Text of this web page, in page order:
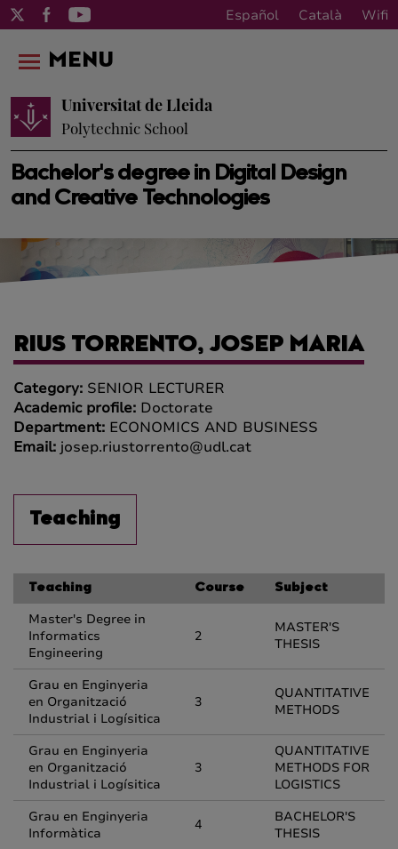
Español Català Wifi
Bachelor's degree in Digital Design
and Creative Technologies
Universitat de Lleida
Polytechnic School
MENU
RIUS TORRENTO, JOSEP MARIA
Category: SENIOR LECTURER
Academic profile: Doctorate
Department: ECONOMICS AND BUSINESS
Email: josep.riustorrento@udl.cat
Teaching
Teaching Course Subject
Master's Degree in
Informatics
Engineering
2
MASTER'S
THESIS
Grau en Enginyeria
en Organització
Industrial i Logísitica
3
QUANTITATIVE
METHODS
Grau en Enginyeria
en Organització
Industrial i Logísitica
3
QUANTITATIVE
METHODS FOR
LOGISTICS
Grau en Enginyeria
Informàtica
4
BACHELOR'S
THESIS